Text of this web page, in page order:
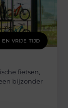
EN VRIJE TIJD
fietsen,
bijzonder